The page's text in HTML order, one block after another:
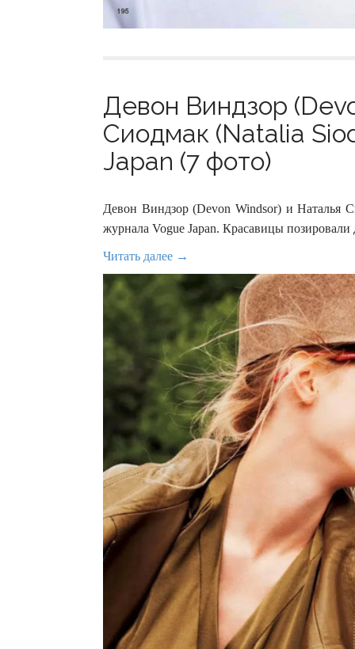
Девон Виндзор
Сиодмак (Natalia
Japan (7 фото)
Девон Виндзор (Devon Windsor) и Наталья
журнала Vogue Japan. Красавицы позировали
Читать далее →